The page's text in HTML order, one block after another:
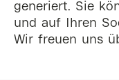
generiert. Sie
und auf Ihren
Wir freuen uns